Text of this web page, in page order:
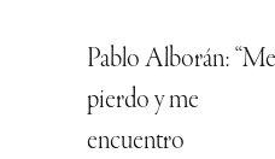
Pablo Alborán: “Me
pierdo y me
encuentro